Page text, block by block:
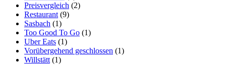
Preisvergleich (2)
Restaurant (9)
Sasbach (1)
Too Good To Go (1)
Uber Eats (1)
Vorübergehend geschlossen (1)
Willstätt (1)